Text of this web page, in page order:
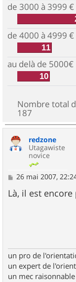
de 3000 à 3999 €
de 4000 à 4999 €
11
au delà de 5000€
10
Nombre total
187
redzone
Utagawiste
novice
M
s
s
26 mai 2007,
Là, il est
un pro de
un expert de
un mec